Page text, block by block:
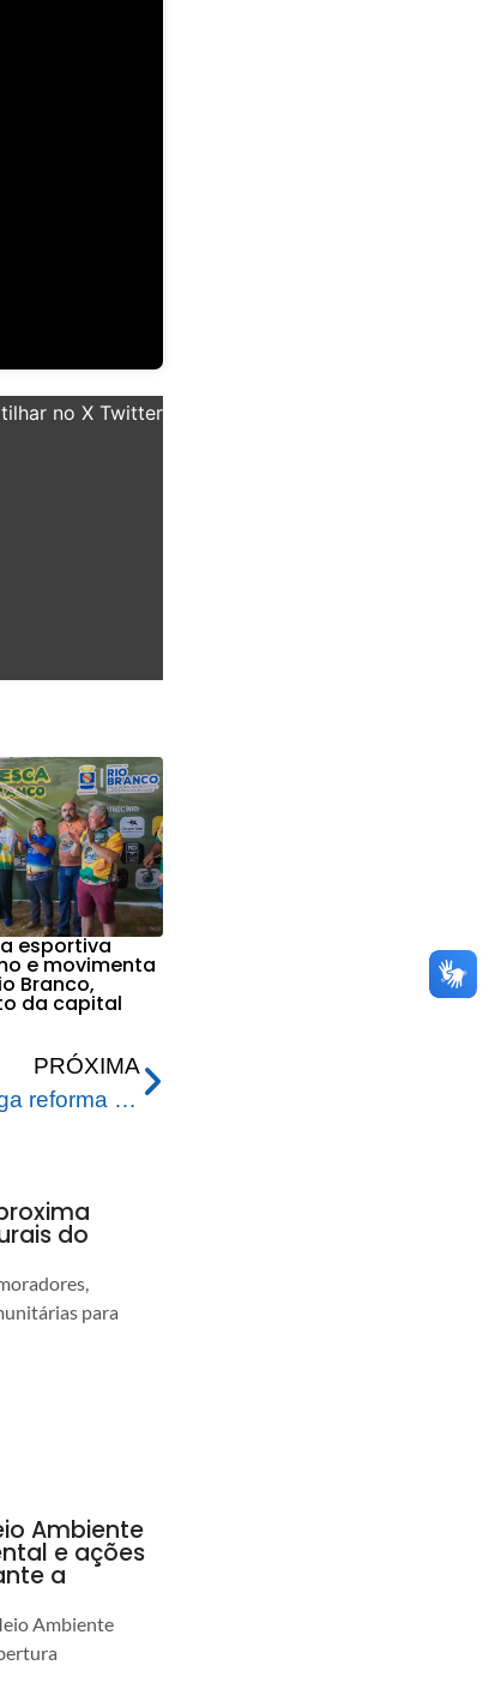
no X Twitter
esportiva
e movimenta
Branco,
da capital
PRÓXIMA
Prefeitura de Rio Branco entrega reforma da Casa Abrigo Maria Tapajós e reforça cuidado com crianças e adolescentes
do
para
Ambiente
e ações
a
Ambiente